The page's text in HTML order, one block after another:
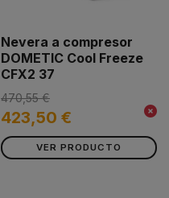
Nevera a compresor
DOMETIC Cool Freeze
CFX2 37
423,50 €
470,55 €
VER PRODUCTO